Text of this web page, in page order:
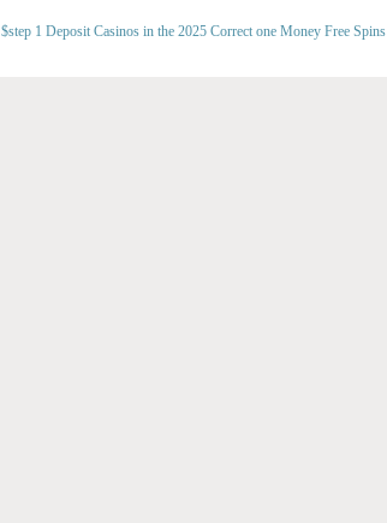
$step 1 Deposit Casinos in the 2025 Correct one Money Free Spins